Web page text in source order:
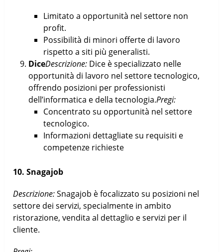
Limitato a opportunità nel settore non
profit.
Possibilità di minori offerte di lavoro
rispetto a siti più generalisti.
DiceDescrizione:Dice è specializzato nelle
opportunità di lavoro nel settore tecnologico,
offrendo posizioni per professionisti
dell’informatica e della tecnologia.Pregi:
Concentrato su opportunità nel settore
tecnologico.
Informazioni dettagliate su requisiti e
competenze richieste
10. Snagajob
Descrizione:Snagajob è focalizzato su posizioni nel
settore dei servizi, specialmente in ambito
ristorazione, vendita al dettaglio e servizi per il
cliente.